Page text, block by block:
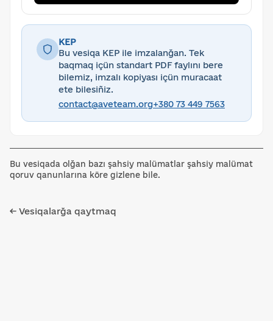
KEP
Bu vesiqa KEP ile imzalanğan. Tek
baqmaq içün standart PDF faylını bere
bilemiz, imzalı kopiyası içün muracaat
ete bilesiñiz.
contact@aveteam.org+380 73 449 7563
Bu vesiqada olğan bazı şahsiy malümatlar şahsiy malümat
qoruv qanunlarına köre gizlene bile.
← Vesiqalarğa qaytmaq